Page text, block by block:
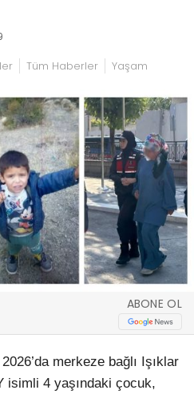
Tüm Haberler Yaşam
ABONE OL
merkeze bağlı Işıklar
isimli 4 yaşındaki çocuk,